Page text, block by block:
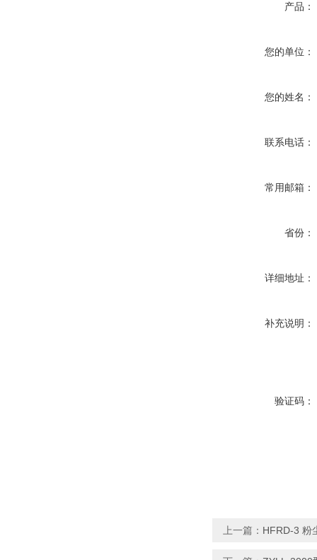
产品：
您的单位：
您的姓名：
联系电话：
常用邮箱：
省份：
详细地址：
补充说明：
验证码：
上一篇： HFRD-3 粉